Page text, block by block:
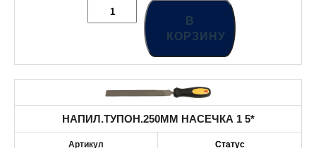
В
КОРЗИНУ
НАПИЛ.ТУПОН.250MM НАСЕЧКА 1 5*